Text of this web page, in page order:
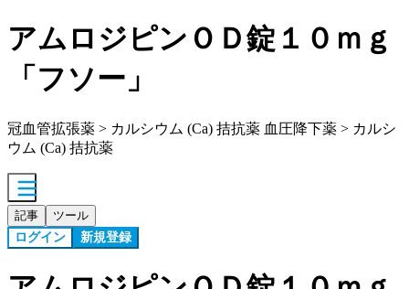
アムロジピンＯＤ錠１０ｍｇ
「フソー」
冠血管拡張薬 > カルシウム (Ca) 拮抗薬 血圧降下薬 > カルシ
ウム (Ca) 拮抗薬
記事 ツール
ログイン 新規登録